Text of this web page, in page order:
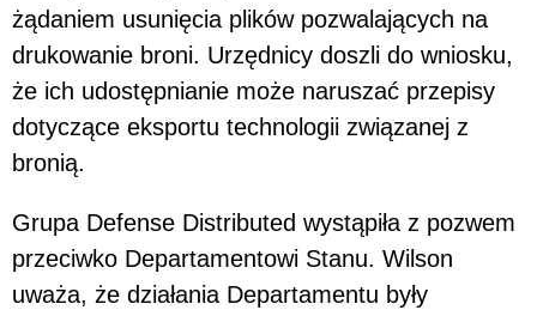
żądaniem usunięcia plików pozwalających na
drukowanie broni. Urzędnicy doszli do wniosku,
że ich udostępnianie może naruszać przepisy
dotyczące eksportu technologii związanej z
bronią.
Grupa Defense Distributed wystąpiła z pozwem
przeciwko Departamentowi Stanu. Wilson
uważa, że działania Departamentu były